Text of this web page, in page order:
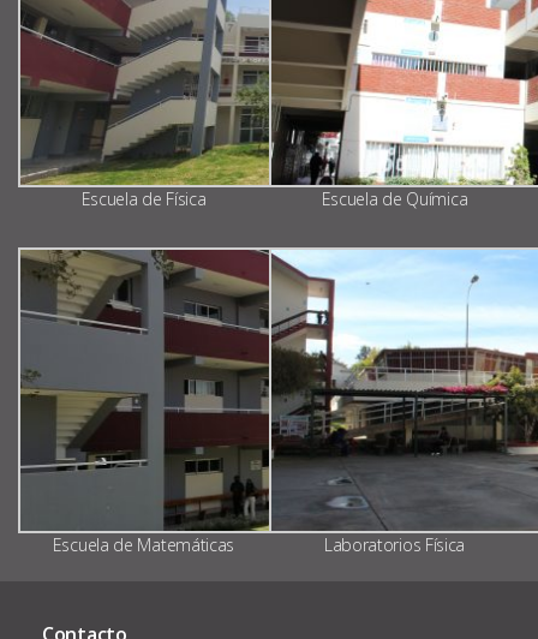
Escuela de Física Escuela de Química
Escuela de Matemáticas Laboratorios Física